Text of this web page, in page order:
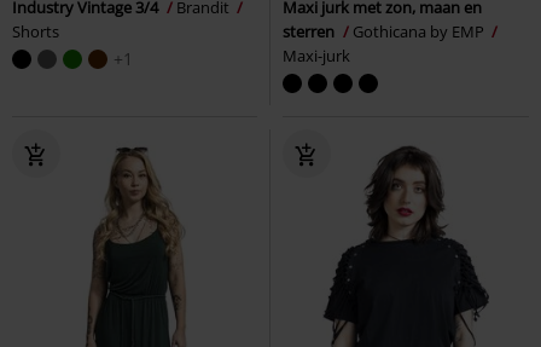
Industry Vintage 3/4
Brandit
Shorts
+1
Maxi jurk met zon, maan en
sterren
Gothicana by EMP
Maxi-jurk